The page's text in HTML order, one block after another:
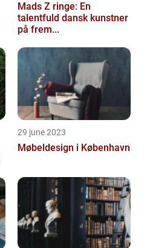
Mads Z ringe: En
talentfuld dansk kunstner
på frem...
29 june 2023
Møbeldesign i København